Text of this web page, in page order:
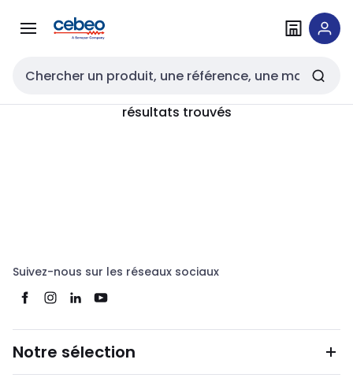
navigationau
Entrée de recherche
résultats trouvés
Suivez-nous sur les réseaux sociaux
Notre sélection